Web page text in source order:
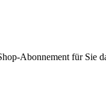
Abonnement für Sie